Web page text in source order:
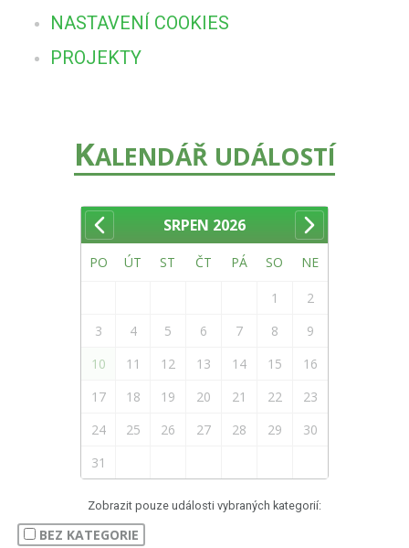
NASTAVENÍ COOKIES
PROJEKTY
KALENDÁŘ UDÁLOSTÍ
SRPEN 2026
PO ÚT ST ČT PÁ SO NE
1
2
3
4 5 6 7 8
9
10
11 12 13 14 15
16
17
18 19 20 21 22
23
24
25 26 27 28 29
30
31
Zobrazit pouze události vybraných kategorií:
BEZ KATEGORIE